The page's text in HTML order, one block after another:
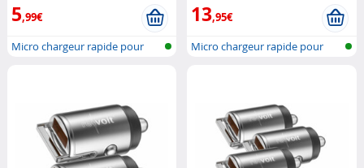
5,99€
Micro chargeur rapide pour
13,95€
Micro chargeur rapide pour